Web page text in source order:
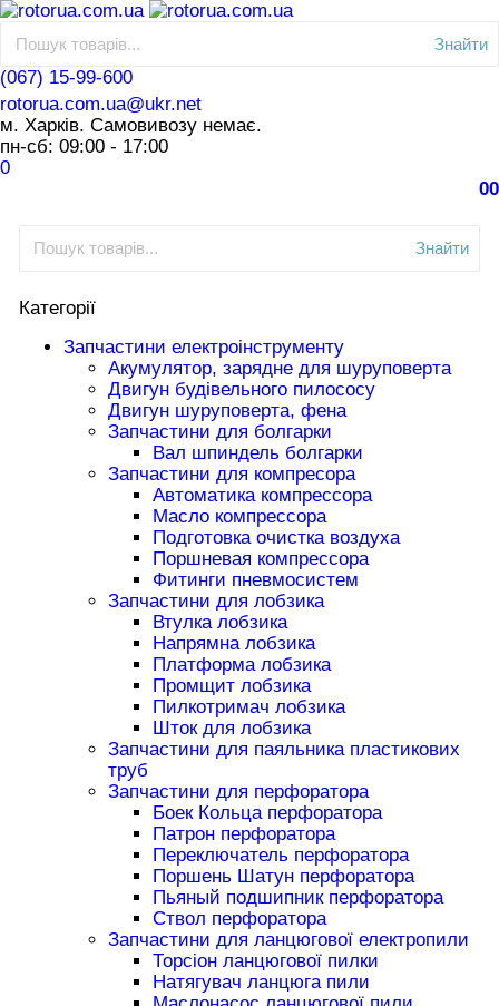
Знайти
(067) 15-99-600
rotorua.com.ua@ukr.net
м. Харків. Самовивозу немає.
пн-сб: 09:00 - 17:00
0
00
Знайти
Категорії
Запчастини електроінструменту
Акумулятор, зарядне для шуруповерта
Двигун будівельного пилососу
Двигун шуруповерта, фена
Запчастини для болгарки
Вал шпиндель болгарки
Запчастини для компресора
Автоматика компрессора
Масло компрессора
Подготовка очистка воздуха
Поршневая компрессора
Фитинги пневмосистем
Запчастини для лобзика
Втулка лобзика
Напрямна лобзика
Платформа лобзика
Промщит лобзика
Пилкотримач лобзика
Шток для лобзика
Запчастини для паяльника пластикових
труб
Запчастини для перфоратора
Боек Кольца перфоратора
Патрон перфоратора
Переключатель перфоратора
Поршень Шатун перфоратора
Пьяный подшипник перфоратора
Ствол перфоратора
Запчастини для ланцюгової електропили
Торсіон ланцюгової пилки
Натягувач ланцюга пили